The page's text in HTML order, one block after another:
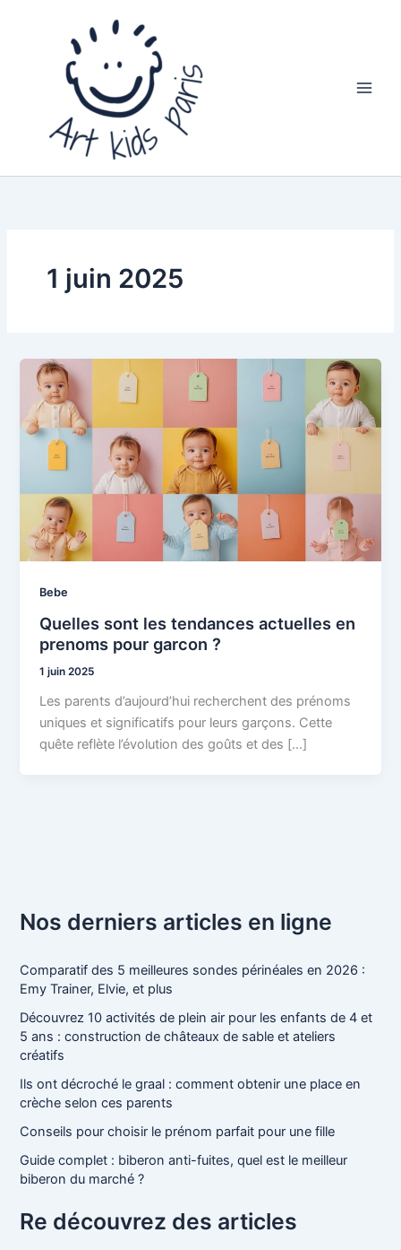
1 juin 2025
Bebe
Quelles sont les tendances actuelles en
prenoms pour garcon ?
1 juin 2025
Les parents d’aujourd’hui recherchent des prénoms
uniques et significatifs pour leurs garçons. Cette
quête reflète l’évolution des goûts et des […]
Nos derniers articles en ligne
Comparatif des 5 meilleures sondes périnéales en 2026 :
Emy Trainer, Elvie, et plus
Découvrez 10 activités de plein air pour les enfants de 4 et
5 ans : construction de châteaux de sable et ateliers
créatifs
Ils ont décroché le graal : comment obtenir une place en
crèche selon ces parents
Conseils pour choisir le prénom parfait pour une fille
Guide complet : biberon anti-fuites, quel est le meilleur
biberon du marché ?
Re découvrez des articles